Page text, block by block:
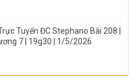
Tuyến ĐC Stephano Bài 208 |
7 | 19g30 | 1/5/2026